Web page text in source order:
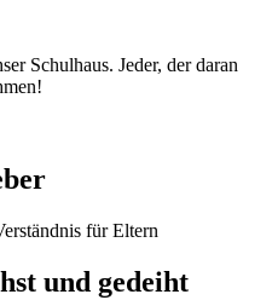
Schulhaus. Jeder, der daran
für Eltern
und gedeiht